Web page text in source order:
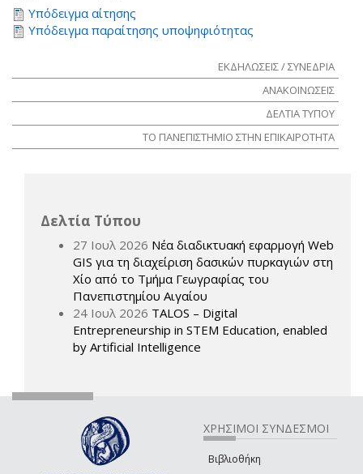
Υπόδειγμα αίτησης
Υπόδειγμα παραίτησης υποψηφιότητας
ΕΚΔΗΛΩΣΕΙΣ / ΣΥΝΕΔΡΙΑ
ΑΝΑΚΟΙΝΩΣΕΙΣ
ΔΕΛΤΙΑ ΤΥΠΟΥ
ΤΟ ΠΑΝΕΠΙΣΤΗΜΙΟ ΣΤΗΝ ΕΠΙΚΑΙΡΟΤΗΤΑ
Δελτία Τύπου
27 Ιουλ 2026 Νέα διαδικτυακή εφαρμογή Web
GIS για τη διαχείριση δασικών πυρκαγιών στη
Χίο από το Τμήμα Γεωγραφίας του
Πανεπιστημίου Αιγαίου
24 Ιουλ 2026 TALOS – Digital
Entrepreneurship in STEM Education, enabled
by Artificial Intelligence
ΧΡΗΣΙΜΟΙ ΣΥΝΔΕΣΜΟΙ
Βιβλιοθήκη